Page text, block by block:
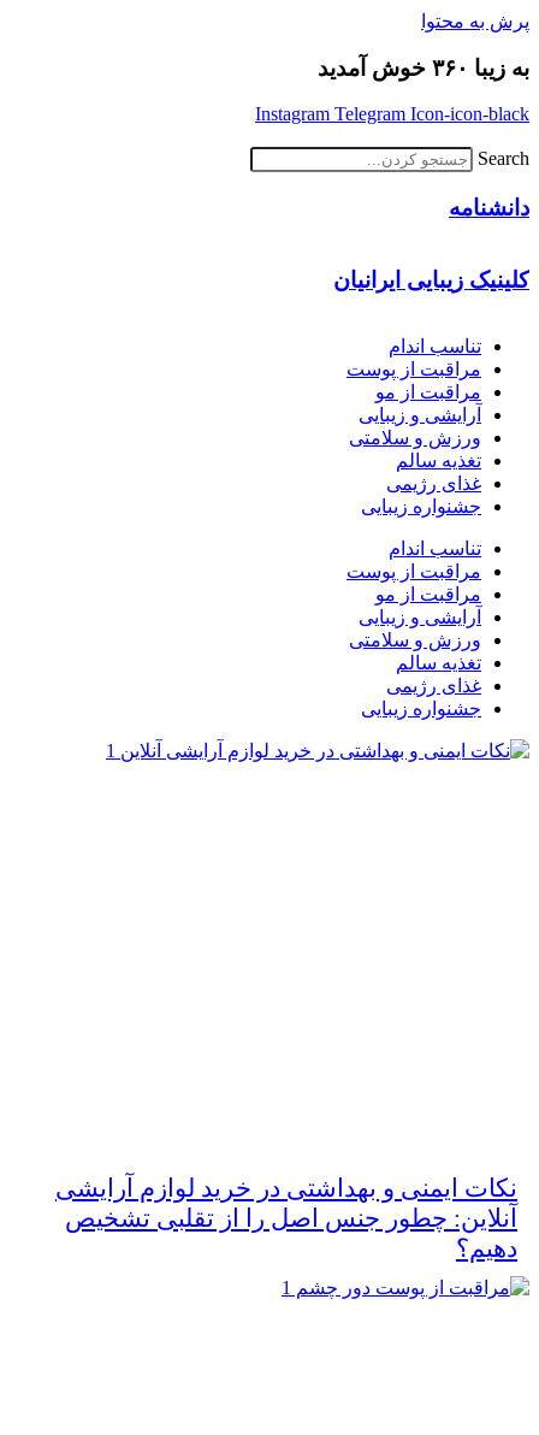
پرش به محتوا
به زیبا ۳۶۰ خوش آمدید
Instagram Telegram Icon-icon-black
Search
دانشنامه
کلینیک زیبایی ایرانیان
تناسب اندام
مراقبت از پوست
مراقبت از مو
آرایشی و زیبایی
ورزش و سلامتی
تغذیه سالم
غذای رژیمی
جشنواره زیبایی
تناسب اندام
مراقبت از پوست
مراقبت از مو
آرایشی و زیبایی
ورزش و سلامتی
تغذیه سالم
غذای رژیمی
جشنواره زیبایی
نکات ایمنی و بهداشتی در خرید لوازم آرایشی
آنلاین: چطور جنس اصل را از تقلبی تشخیص
دهیم؟